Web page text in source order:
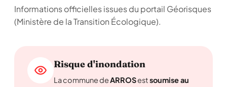
Informations officielles issues du portail Géorisques
(Ministère de la Transition Écologique).
Risque d'inondation
La commune deARROSestsoumise au